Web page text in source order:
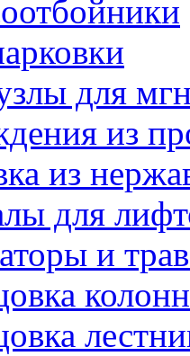
для
из
из
для
и
колонн